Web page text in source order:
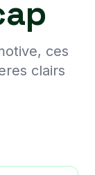
ces
clairs